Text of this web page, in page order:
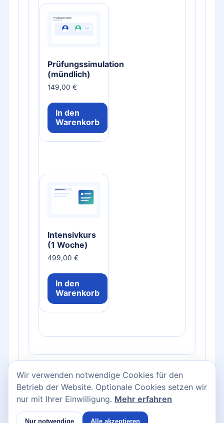
Prüfungssimulation
(mündlich)
149,00 €
In den
Warenkorb
Intensivkurs
(1 Woche)
499,00 €
In den
Warenkorb
ViaVade Academy GmbH | Wiebestraße 12, 10553 Berlin
Wir verwenden notwendige Cookies für den
Betrieb der Website. Optionale Cookies setzen wir
nur mit Ihrer Einwilligung. Mehr erfahren
Nur notwendige Alle akzeptieren